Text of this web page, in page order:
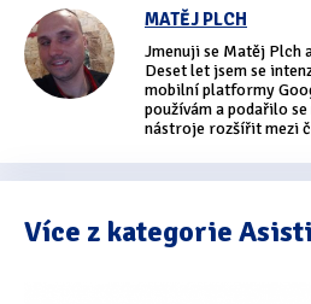
MATĚJ PLCH
Jmenuji se Matěj Plch
Deset let jsem se
mobilní platformy
používám a podařilo
nástroje rozšířit mezi
Více z kategorie